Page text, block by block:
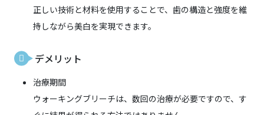
正しい技術と材料を使用することで、歯の構造と強度を維
持しながら美白を実現できます。
デメリット
治療期間
ウォーキングブリーチは、数回の治療が必要ですので、す